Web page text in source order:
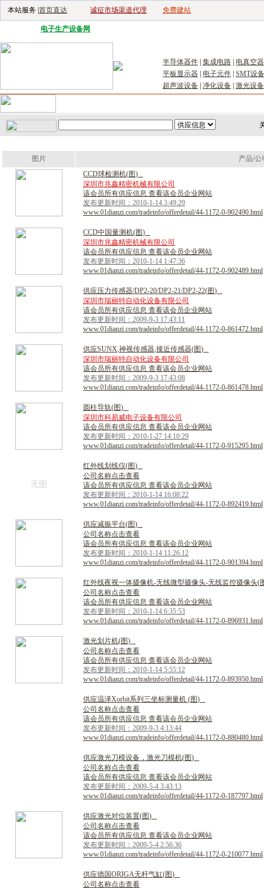
本站服务 | 首页直达 诚征市场渠道代理 免费建站
电子生产设备网
半导体器件 集成电路
电真空
平板显示器
电子元件 SMT设备
超声波设备 净化设备 激光设备
图片
产品/公
CCD球检测机(图)
深圳市兆鑫精密机械有限公司
该会员所有供应信息 查看该会员企业网站
发布更新时间：2010-1-14 3:49:29
www.01dianzi.com/tradeinfo/offerdetail/44-1172-0-902490.html
CCD中 国量测机(图)
深圳市兆鑫精密机械有限公司
该会员所有供应信息 查看该会员企业网站
发布更新时间：2010-1-14 1:47:36
www.01dianzi.com/tradeinfo/offerdetail/44-1172-0-902489.html
供应压力传感器/DP2-20/DP2-21/DP2-22(图)
深圳市瑞丽特自动化设备有限公司
该会员所有供应信息 查看该会员企业网站
发布更新时间：2009-9-3 17:43:11
www.01dianzi.com/tradeinfo/offerdetail/44-1172-0-861472.html
供应SUNX,神视传感器,接近传感器(图)
深圳市瑞丽特自动化设备有限公司
该会员所有供应信息 查看该会员企业网站
发布更新时间：2009-9-3 17:43:08
www.01dianzi.com/tradeinfo/offerdetail/44-1172-0-861478.html
圆柱导轨(图)
深圳市科易威电子设备有限公司
该会员所有供应信息 查看该会员企业网站
发布更新时间：2010-1-27 14:10:29
www.01dianzi.com/tradeinfo/offerdetail/44-1172-0-915295.html
无图
红外线划 线仪(图)
公司名称点击查看
该会员所有供应信息 查看该会员企业网站
发布更新时间：2010-1-14 16:08:22
www.01dianzi.com/tradeinfo/offerdetail/44-1172-0-892419.html
供应减振平台(图)
公司名称点击查看
该会员所有供应信息 查看该会员企业网站
发布更新时间：2010-1-14 11:26:12
www.01dianzi.com/tradeinfo/offerdetail/44-1172-0-901394.html
红外线夜视一体摄像机-无线微型摄像头-无线监控摄像头(
公司名称点击查看
该会员所有供应信息 查看该会员企业网站
发布更新时间：2010-1-14 6:35:53
www.01dianzi.com/tradeinfo/offerdetail/44-1172-0-896931.html
激光划 片机(图)
公司名称点击查看
该会员所有供应信息 查看该会员企业网站
发布更新时间：2010-1-14 5:55:12
www.01dianzi.com/tradeinfo/offerdetail/44-1172-0-893950.html
供应温泽Xorbit系列 三坐标测量机 (图)
公司名称点击查看
该会员所有供应信息 查看该会员企业网站
发布更新时间：2009-9-3 4:13:44
www.01dianzi.com/tradeinfo/offerdetail/44-1172-0-880480.html
供应激光刀模设备 ， 激光刀模机(图)
公司名称点击查看
该会员所有供应信息 查看该会员企业网站
发布更新时间：2009-5-4 3:43:13
www.01dianzi.com/tradeinfo/offerdetail/44-1172-0-187797.html
供应激光对位装置(图)
公司名称点击查看
该会员所有供应信息 查看该会员企业网站
发布更新时间：2009-5-4 2:56:36
www.01dianzi.com/tradeinfo/offerdetail/44-1172-0-210077.html
供应德国ORIGA无杆气缸(图)
公司名称点击查看